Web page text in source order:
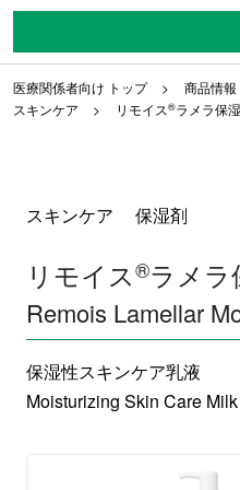
医療関係者向け トップ 商品情報
スキンケア
リモイス®ラメラ保
スキンケア 保湿剤
リモイス®ラメラ
Remois Lamellar
保湿性スキンケア乳液
Moisturizing Skin Care Milk